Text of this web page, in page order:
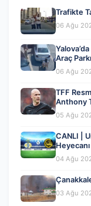
Trafikte
06 Ağu
Araç
06 Ağu
TFF
Anthony
05 Ağu
CANLI |
04
04 Ağu
03 Ağu